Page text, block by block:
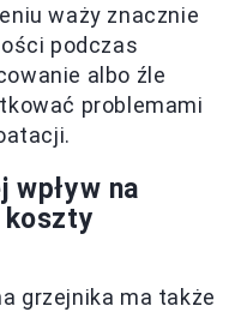
waży znacznie
podczas
albo źle
problemami
wpływ na
grzejnika ma także